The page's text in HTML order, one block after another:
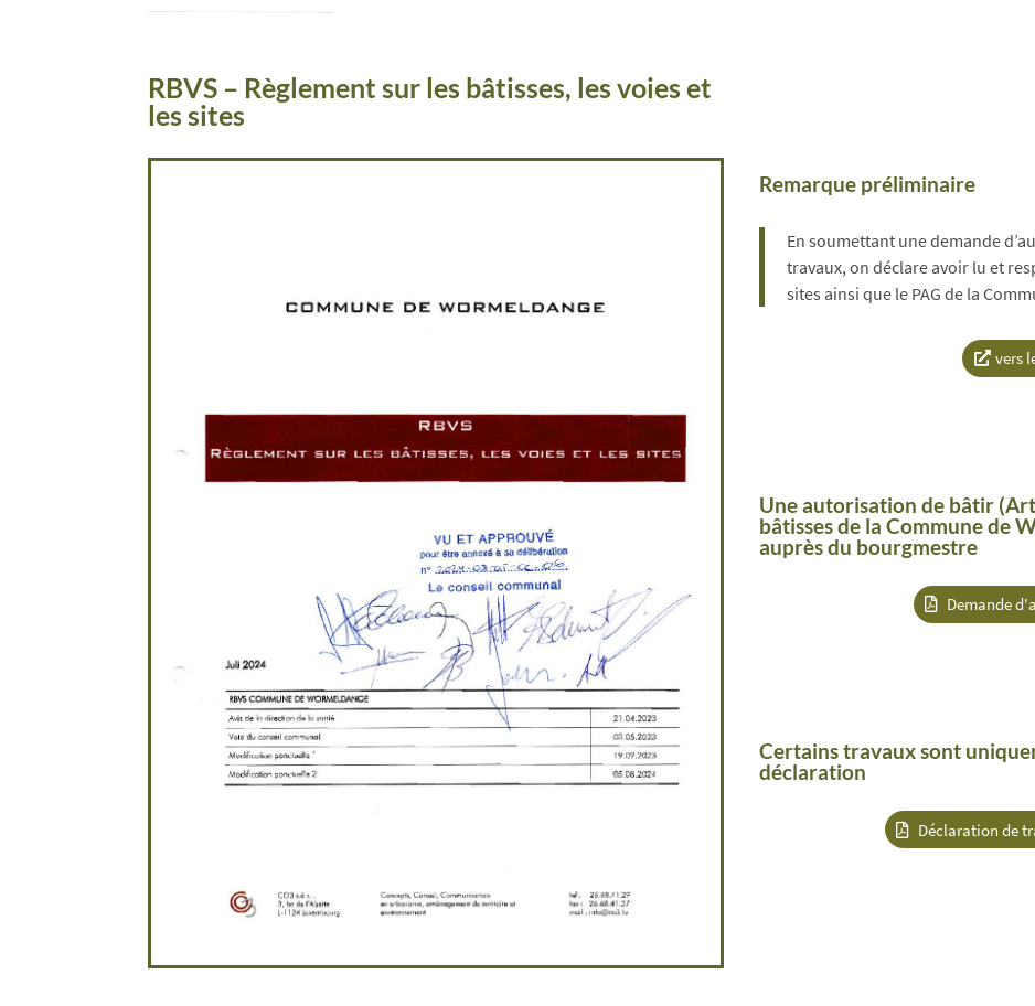
RBVS – Règlement sur les bâtisses, les voies et
les sites
Remarque préliminaire
En soumettant une demande
travaux, on déclare avoir lu et
sites ainsi que le PAG de la
vers
Une autorisation de bâtir
bâtisses de la Commune de
auprès du bourgmestre
Demande
Certains travaux sont
déclaration
Déclaration de